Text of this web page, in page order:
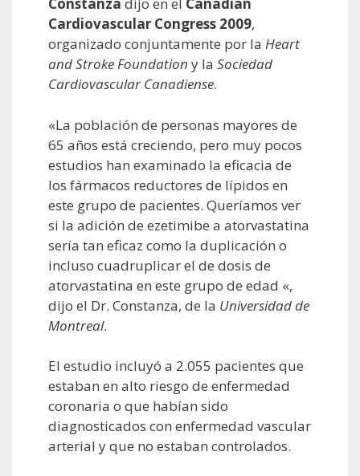
Cardiovascular Congress 2009,
organizado conjuntamente por la Heart
and Stroke Foundation y la Sociedad
Cardiovascular Canadiense.
«La población de personas mayores de
65 años está creciendo, pero muy pocos
estudios han examinado la eficacia de
los fármacos reductores de lípidos en
este grupo de pacientes. Queríamos ver
si la adición de ezetimibe a atorvastatina
sería tan eficaz como la duplicación o
incluso cuadruplicar el de dosis de
atorvastatina en este grupo de edad «,
dijo el Dr. Constanza, de la Universidad de
Montreal.
El estudio incluyó a 2.055 pacientes que
estaban en alto riesgo de enfermedad
coronaria o que habían sido
diagnosticados con enfermedad vascular
arterial y que no estaban controlados.